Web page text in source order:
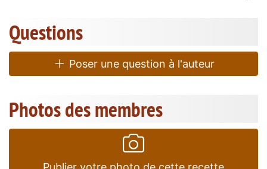
Questions
Poser une question à l'auteur
Photos des membres